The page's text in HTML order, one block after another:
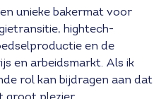
unieke bakermat voor
hightech-
en de
en arbeidsmarkt. Als ik
rol kan bijdragen aan dat